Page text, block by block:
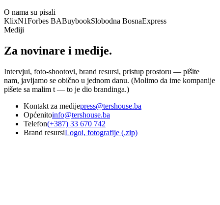
O nama su pisali
KlixN1Forbes BABuybookSlobodna BosnaExpress
Mediji
Za novinare i medije.
Intervjui, foto-shootovi, brand resursi, pristup prostoru — pišite
nam, javljamo se obično u jednom danu. (Molimo da ime kompanije
pišete sa malim t — to je dio brandinga.)
Kontakt za medijepress@tershouse.ba
Općenitoinfo@tershouse.ba
Telefon(+387) 33 670 742
Brand resursiLogoi, fotografije (.zip)